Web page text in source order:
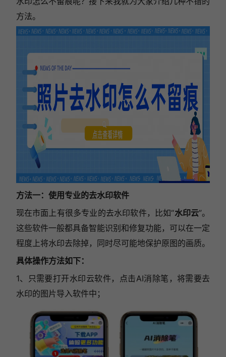
方法。
方法一：使用专业的去水印软件
现在市面上有很多专业的去水印软件，比如“水印云”。
这些软件一般都具备智能识别和修复功能，可以在一定
程度上将水印去除掉，同时尽可能地保护原图的画质。
具体操作方法如下：
1、只需要打开水印云软件，点击AI消除笔，将需要去
水印的图片导入软件中；